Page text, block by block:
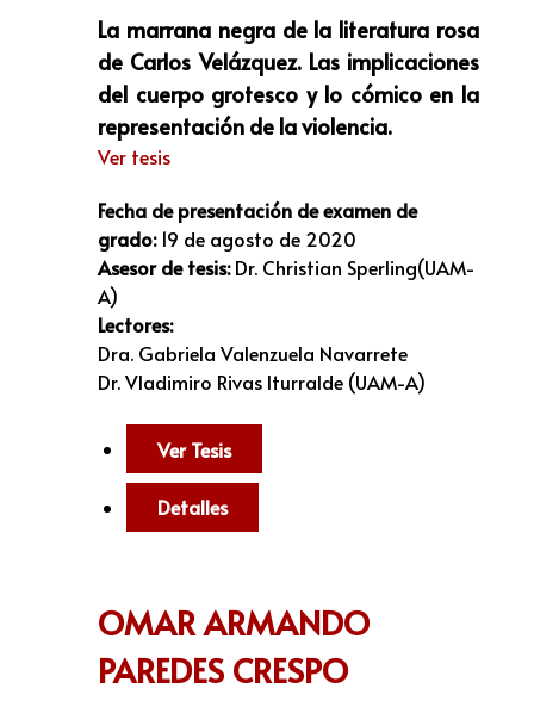
La marrana negra de la literatura rosa
de Carlos Velázquez. Las implicaciones
del cuerpo grotesco y lo cómico en la
representación de la violencia.
Ver tesis
Fecha de presentación de examen de
grado:19 de agosto de 2020
Asesor de tesis:Dr. Christian Sperling(UAM-
A)
Lectores:
Dra. Gabriela Valenzuela Navarrete
Dr. Vladimiro Rivas Iturralde (UAM-A)
Ver Tesis
Detalles
OMAR ARMANDO
PAREDES CRESPO